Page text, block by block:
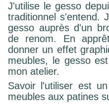
J'utilise le gesso
traditionnel s'entend.
gesso auprès d'un
de renom. En
donner un effet
meubles, le gesso
mon atelier.
Savoir l'utiliser est
meubles aux patines